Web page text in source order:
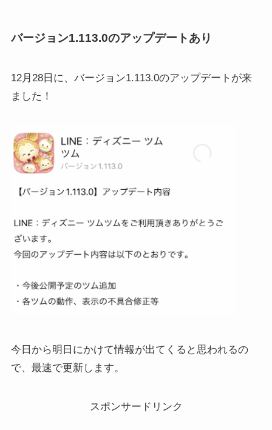
バージョン1.113.0のアップデートあり
12月28日に、バージョン1.113.0のアップデートが来
ました！
今日から明日にかけて情報が出てくると思われるの
で、最速で更新します。
スポンサードリンク